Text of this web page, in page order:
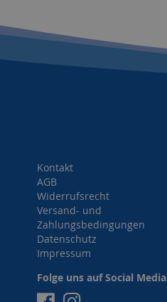
Kontakt
AGB
Widerrufsrecht
Versand- und
Zahlungsbedingungen
Datenschutz
Impressum
Folge uns auf Social Media